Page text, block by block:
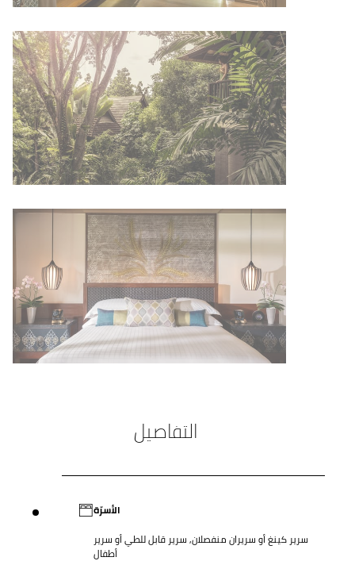
التفاصيل
الأسرّة
سرير كينغ أو سريران منفصلان, سرير قابل للطي أو سرير
أطفال